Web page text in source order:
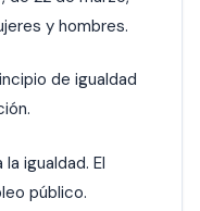
y hombres.
de igualdad
igualdad. El
público.